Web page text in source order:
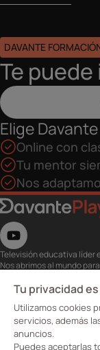
DAVANTE
Te
Elige Davante
Online con
Tu mentor
Nos
Televisión educativa líder
Nos abrimos al mundo
eventos, masterclass y
Utiliza esta plataforma
para conseguir o mejorar
Te invitamos a conocer
quieras.
Davante Play.
Tu privacidad
Utilizamos cookies
servicios, además
anuncios.
Puedes aceptarlas